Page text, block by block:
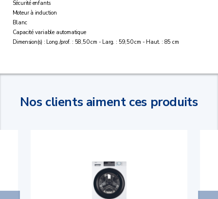
Sécurité enfants
Moteur à induction
Blanc
Capacité variable automatique
Dimension(s) : Long./prof. : 58,50 cm - Larg. : 59,50 cm - Haut. : 85 cm
Nos clients aiment ces produits